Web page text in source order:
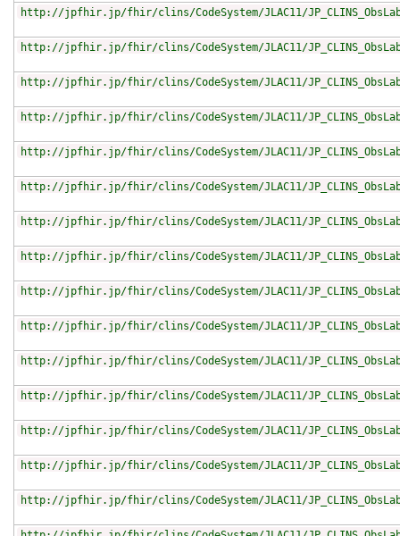
http://jpfhir.jp/fhir/clins/CodeSystem/JLAC11/
http://jpfhir.jp/fhir/clins/CodeSystem/JLAC11/
http://jpfhir.jp/fhir/clins/CodeSystem/JLAC11/
http://jpfhir.jp/fhir/clins/CodeSystem/JLAC11/
http://jpfhir.jp/fhir/clins/CodeSystem/JLAC11/
http://jpfhir.jp/fhir/clins/CodeSystem/JLAC11/
http://jpfhir.jp/fhir/clins/CodeSystem/JLAC11/
http://jpfhir.jp/fhir/clins/CodeSystem/JLAC11/
http://jpfhir.jp/fhir/clins/CodeSystem/JLAC11/
http://jpfhir.jp/fhir/clins/CodeSystem/JLAC11/
http://jpfhir.jp/fhir/clins/CodeSystem/JLAC11/
http://jpfhir.jp/fhir/clins/CodeSystem/JLAC11/
http://jpfhir.jp/fhir/clins/CodeSystem/JLAC11/
http://jpfhir.jp/fhir/clins/CodeSystem/JLAC11/
http://jpfhir.jp/fhir/clins/CodeSystem/JLAC11/